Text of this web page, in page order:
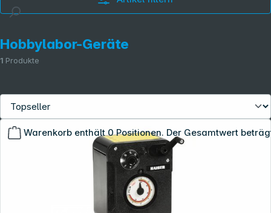
Warenkorb enthält 0 Positionen. Der Gesamtwert
Hobbylabor-Geräte
1 Produkte
Copyright © 2001 - 2026 dexxIT. Alle Rechte vorbehalten.